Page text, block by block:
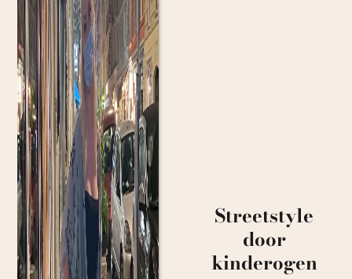
Streetstyle
door
kinderogen